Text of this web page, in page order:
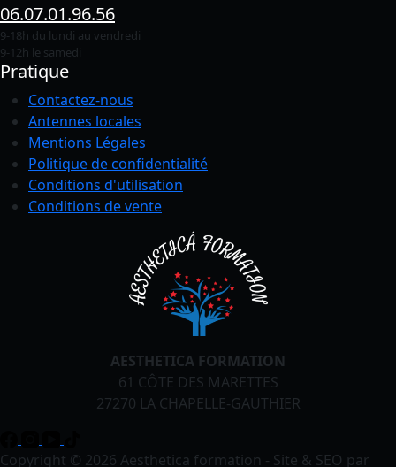
06.07.01.96.56
9-18h du lundi au vendredi
9-12h le samedi
Pratique
Contactez-nous
Antennes locales
Mentions Légales
Politique de confidentialité
Conditions d'utilisation
Conditions de vente
AESTHETICA FORMATION
61 CÔTE DES MARETTES
27270 LA CHAPELLE-GAUTHIER
Copyright © 2026 Aesthetica formation - Site & SEO par